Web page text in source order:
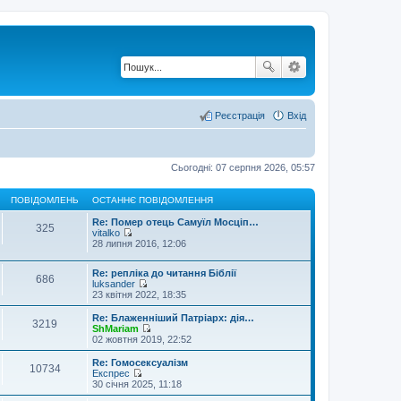
Вхід
Реєстрація
Сьогодні: 07 серпня 2026, 05:57
ПОВІДОМЛЕНЬ ОСТАННЄ ПОВІДОМЛЕННЯ
325
Re: Помер отець Самуїл Мосціп…
vitalko
П
р
е
г
л
я
н
у
т
и
о
с
т
28 липня 2016, 12:06
686
Re: репліка до читання Біблії
luksander
П
е
р
е
г
л
н
у
т
23 квітня 2022, 18:35
3219
Re: Блаженніший Патріарх: дія…
ShMariam
П
е
р
е
г
л
02 жовтня 2019, 22:52
10734
Re: Гомосексуалізм
Експрес
П
е
30 січня 2025, 11:18